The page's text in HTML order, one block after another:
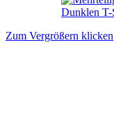
Zum Vergrößern klicken